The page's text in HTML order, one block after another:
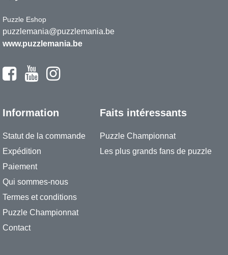
Puzzle Eshop
puzzlemania@puzzlemania.be
www.puzzlemania.be
Information
Statut de la commande
Expédition
Paiement
Qui sommes-nous
Termes et conditions
Puzzle Championnat
Contact
Faits intéressants
Puzzle Championnat
Les plus grands fans de puzzle